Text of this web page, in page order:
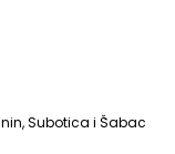
Subotica i Šabac